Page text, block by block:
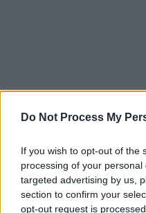
Do Not Process My
If you wish to opt-out of the
processing of your
targeted advertising by us,
section to confirm your
opt-out request is
Alle Sender